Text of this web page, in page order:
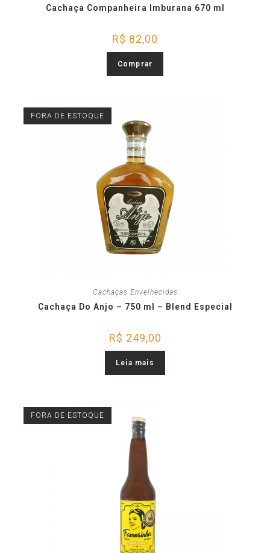
Cachaça Companheira Imburana 670 ml
R$ 82,00
Comprar
FORA DE ESTOQUE
Cachaças Envelhecidas
Cachaça Do Anjo – 750 ml – Blend Especial
R$ 249,00
Leia mais
FORA DE ESTOQUE